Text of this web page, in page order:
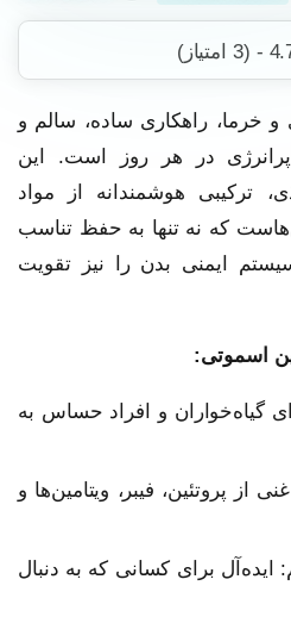
و خرما، راهکاری ساده، سالم و
در هر روز است. این
ترکیبی هوشمندانه از مواد
که نه تنها به حفظ تناسب
ایمنی بدن را نیز تقویت
اسموتی:
گیاه‌خواران و افراد حساس به
از پروتئین، فیبر، ویتامین‌ها و
برای کسانی که به دنبال